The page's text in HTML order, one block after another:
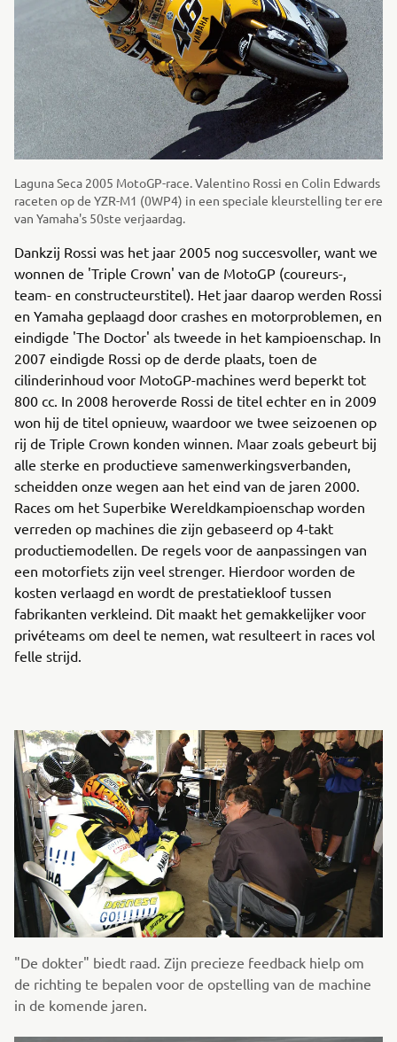
Laguna Seca 2005 MotoGP-race. Valentino Rossi en Colin Edwards
raceten op de YZR-M1 (0WP4) in een speciale kleurstelling ter ere
van Yamaha's 50ste verjaardag.
Dankzij Rossi was het jaar 2005 nog succesvoller, want we
wonnen de 'Triple Crown' van de MotoGP (coureurs-,
team- en constructeurstitel). Het jaar daarop werden Rossi
en Yamaha geplaagd door crashes en motorproblemen, en
eindigde 'The Doctor' als tweede in het kampioenschap. In
2007 eindigde Rossi op de derde plaats, toen de
cilinderinhoud voor MotoGP-machines werd beperkt tot
800 cc. In 2008 heroverde Rossi de titel echter en in 2009
won hij de titel opnieuw, waardoor we twee seizoenen op
rij de Triple Crown konden winnen. Maar zoals gebeurt bij
alle sterke en productieve samenwerkingsverbanden,
scheidden onze wegen aan het eind van de jaren 2000.
Races om het Superbike Wereldkampioenschap worden
verreden op machines die zijn gebaseerd op 4-takt
productiemodellen. De regels voor de aanpassingen van
een motorfiets zijn veel strenger. Hierdoor worden de
kosten verlaagd en wordt de prestatiekloof tussen
fabrikanten verkleind. Dit maakt het gemakkelijker voor
privéteams om deel te nemen, wat resulteert in races vol
felle strijd.
"De dokter" biedt raad. Zijn precieze feedback hielp om
de richting te bepalen voor de opstelling van de machine
in de komende jaren.